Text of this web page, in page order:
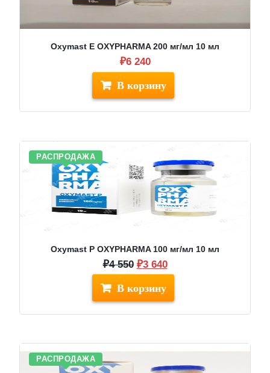
Oxymast E OXYPHARMA 200 мг/мл 10 мл
₽6 240
РАСПРОДАЖА
Oxymast P OXYPHARMA 100 мг/мл 10 мл
₽4 550 Первоначальная
цена
составляла
₽4
550.
₽3 640Текущая
цена:
640.
РАСПРОДАЖА